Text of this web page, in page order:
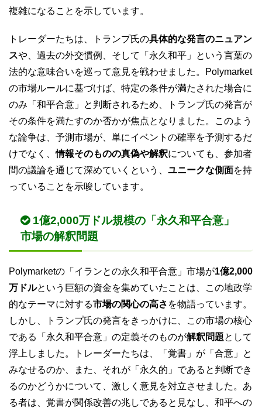
複雑になることを示しています。
トレーダーたちは、トランプ氏の具体的な発言のニュアン
スや、過去の外交慣例、そして「永久和平」という言葉の
法的な意味合いを巡って意見を戦わせました。Polymarket
の市場ルールに基づけば、特定の条件が満たされた場合に
のみ「和平合意」と判断されるため、トランプ氏の発言が
その条件を満たすのか否かが焦点となりました。このよう
な論争は、予測市場が、単にイベントの確率を予測するだ
けでなく、情報そのものの真偽や解釈についても、参加者
間の議論を通じて深めていくという、 ユニークな側面を持
っていることを示唆しています。
1億2,000万ドル規模の「永久和平合意」
市場の解釈問題
Polymarketの「イランとの永久和平合意」市場が1億2,000
万ドルという巨額の資金を集めていたことは、この地政学
的なテーマに対する市場の関心の高さ を物語っています。
しかし、トランプ氏の発言をきっかけに、この市場の核心
である「永久和平合意」の定義そのものが解釈問題として
浮上しました。トレーダーたちは、「覚書」が「合意」と
みなせるのか、また、それが「永久的」であると判断でき
るのかどうかについて、激しく意見を対立させました。あ
る者は、覚書が関係改善の兆しであると見なし、和平への